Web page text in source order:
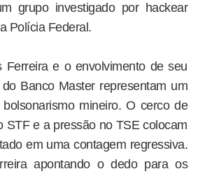
grupo investigado por hackear
Polícia Federal.
Ferreira e o envolvimento de seu
Banco Master representam um
mineiro. O cerco de
STF e a pressão no TSE colocam
em uma contagem regressiva.
apontando o dedo para os